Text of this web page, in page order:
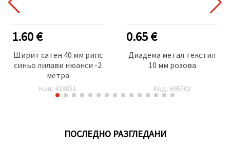
1.60 €
Ширит сатен 40 мм рипс
синьо лилави нюанси -2
метра
Код: 418851
0.65 €
Диадема метал текстил
10 мм розова
Код: 695502
ПОСЛЕДНО РАЗГЛЕДАНИ